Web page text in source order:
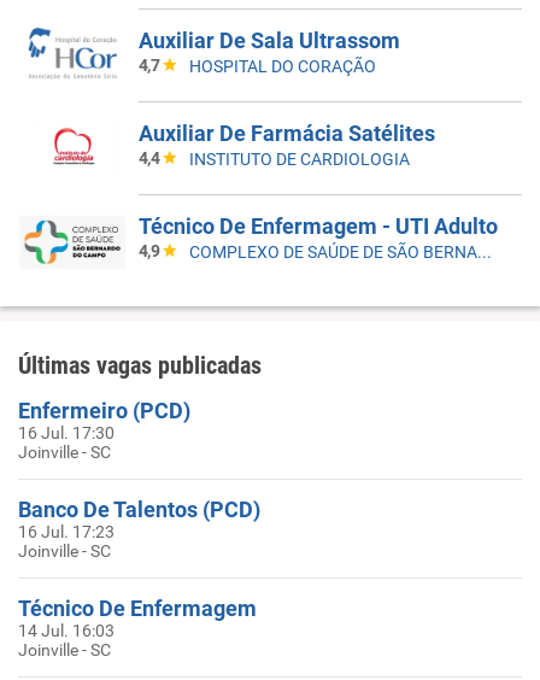
Auxiliar De Sala Ultrassom
4,7 HOSPITAL DO CORAÇÃO
Auxiliar De Farmácia Satélites
4,4 INSTITUTO DE CARDIOLOGIA
Técnico De Enfermagem - UTI Adulto
4,9 COMPLEXO DE SAÚDE DE SÃO BERNARDO DO CAMPO
Últimas vagas publicadas
Enfermeiro (PCD)
16 Jul. 17:30
Joinville - SC
Banco De Talentos (PCD)
16 Jul. 17:23
Joinville - SC
Técnico De Enfermagem
14 Jul. 16:03
Joinville - SC